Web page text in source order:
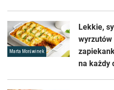
Marta Morświnek
Lekkie,
wyrzutów
na każdy